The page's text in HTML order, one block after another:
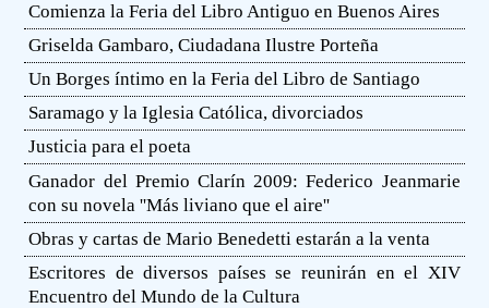
Comienza la Feria del Libro Antiguo en Buenos Aires
Griselda Gambaro, Ciudadana Ilustre Porteña
Un Borges íntimo en la Feria del Libro de Santiago
Saramago y la Iglesia Católica, divorciados
Justicia para el poeta
Ganador del Premio Clarín 2009: Federico Jeanmarie
con su novela ''Más liviano que el aire''
Obras y cartas de Mario Benedetti estarán a la venta
Escritores de diversos países se reunirán en el XIV
Encuentro del Mundo de la Cultura